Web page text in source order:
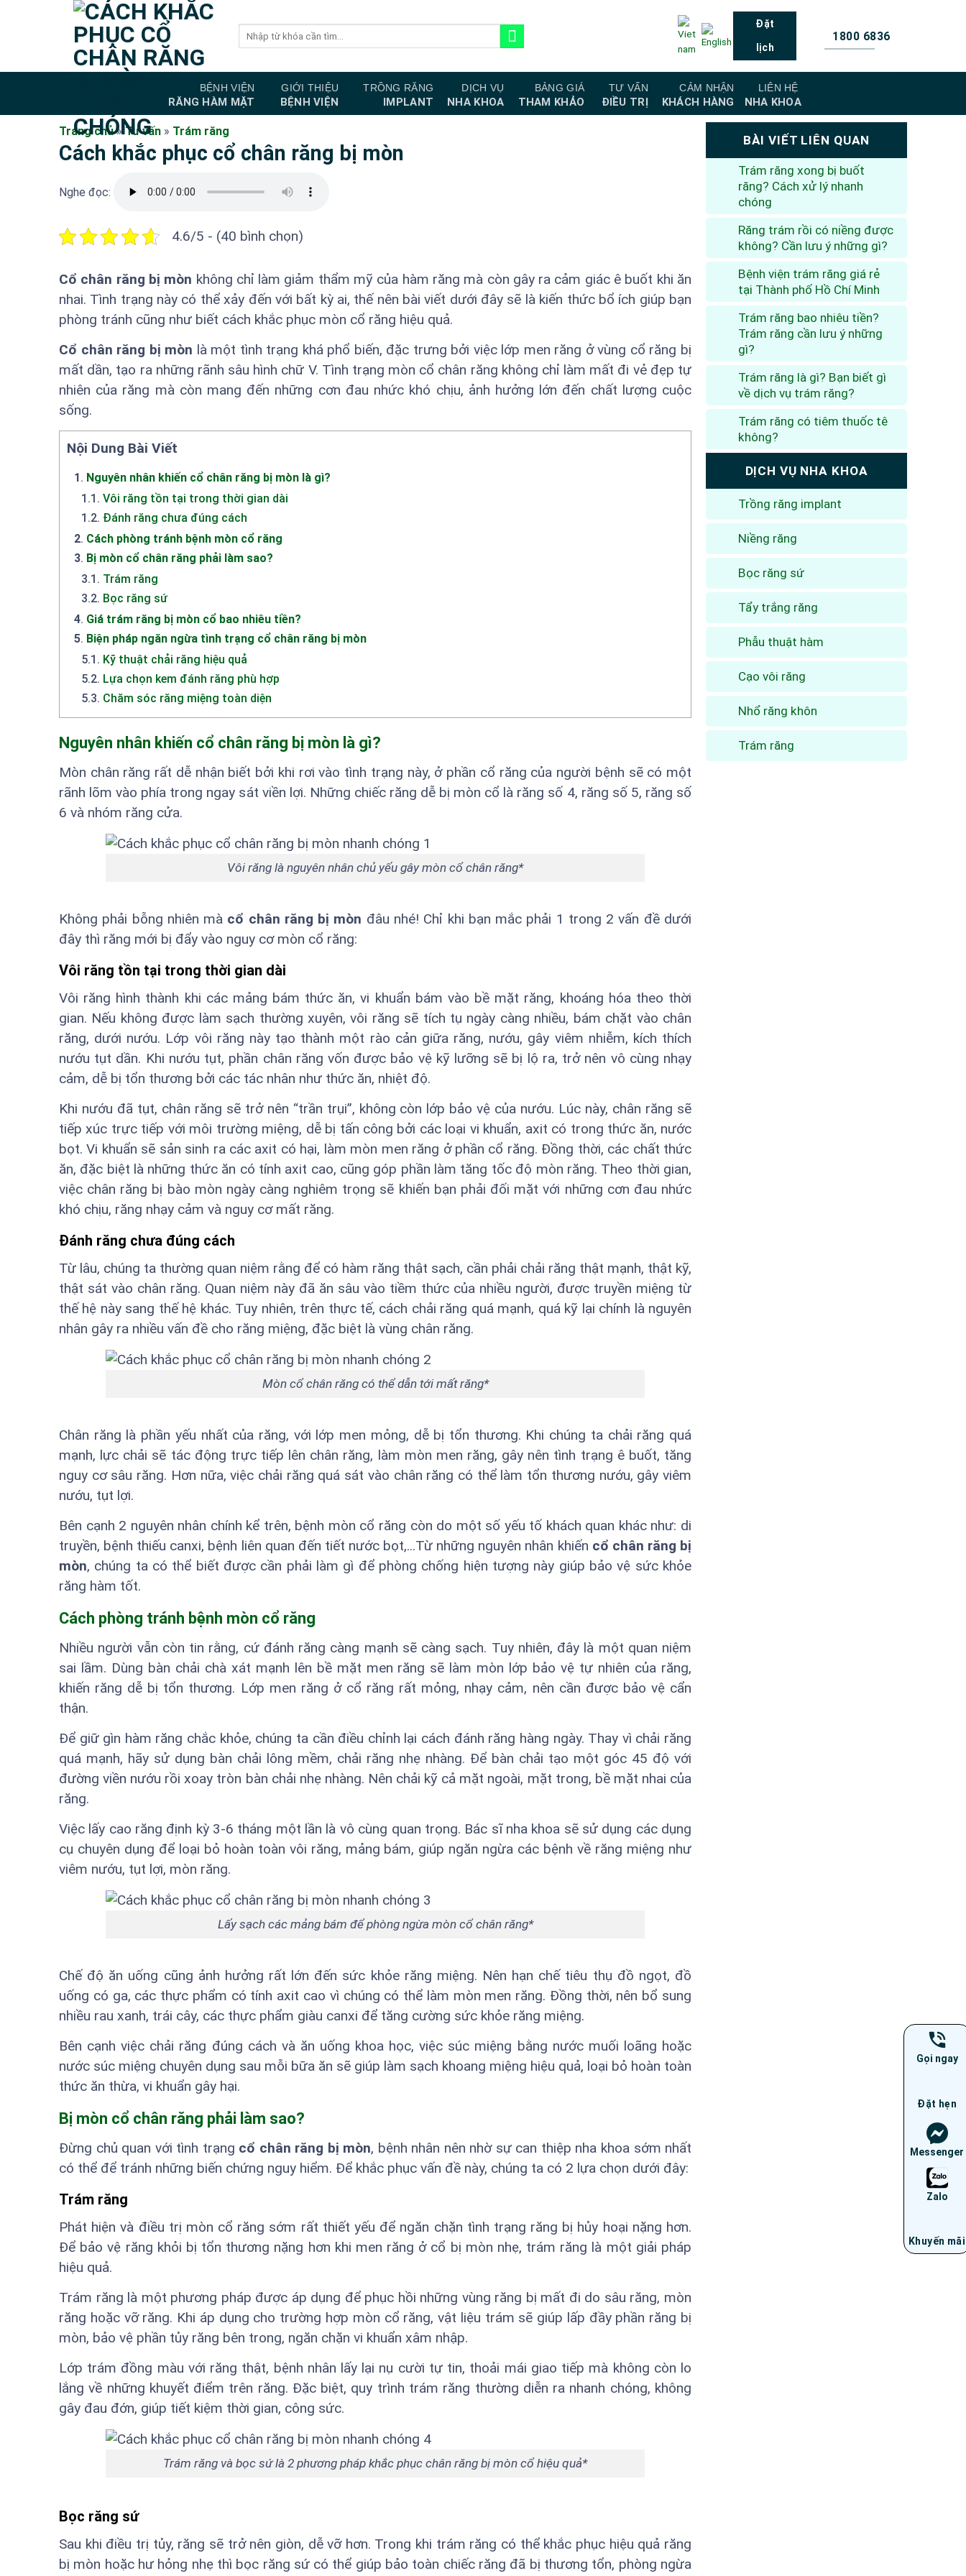
Đặt
lịch
1800 6836
BỆNH VIỆN
RĂNG HÀM MẶT
GIỚI THIỆU
BỆNH VIỆN
TRỒNG RĂNG
IMPLANT
DỊCH VỤ
NHA KHOA
BẢNG GIÁ
THAM KHẢO
TƯ VẤN
ĐIỀU TRỊ
CẢM NHẬN
KHÁCH HÀNG
LIÊN HỆ
NHA KHOA
Trang chủ»Tư vấn » Trám răng
Cách khắc phục cổ chân răng bị mòn
Nghe đọc:
4.6/5 - (40 bình chọn)
Cổ chân răng bị mòn không chỉ làm giảm thẩm mỹ của hàm răng mà còn gây ra cảm giác ê buốt khi ăn
nhai. Tình trạng này có thể xảy đến với bất kỳ ai, thế nên bài viết dưới đây sẽ là kiến thức bổ ích giúp bạn
phòng tránh cũng như biết cách khắc phục mòn cổ răng hiệu quả.
Cổ chân răng bị mòn là một tình trạng khá phổ biến, đặc trưng bởi việc lớp men răng ở vùng cổ răng bị
mất dần, tạo ra những rãnh sâu hình chữ V. Tình trạng mòn cổ chân răng không chỉ làm mất đi vẻ đẹp tự
nhiên của răng mà còn mang đến những cơn đau nhức khó chịu, ảnh hưởng lớn đến chất lượng cuộc
sống.
Nội Dung Bài Viết
1. Nguyên nhân khiến cổ chân răng bị mòn là gì?
1.1 . Vôi răng tồn tại trong thời gian dài
1.2. Đánh răng chưa đúng cách
2. Cách phòng tránh bệnh mòn cổ răng
3. Bị mòn cổ chân răng phải làm sao?
3.1 . Trám răng
3.2. Bọc răng sứ
4. Giá trám răng bị mòn cổ bao nhiêu tiền?
5. Biện pháp ngăn ngừa tình trạng cổ chân răng bị mòn
5.1 . Kỹ thuật chải răng hiệu quả
5.2. Lựa chọn kem đánh răng phù hợp
5.3. Chăm sóc răng miệng toàn diện
Nguyên nhân khiến cổ chân răng bị mòn là gì?
Mòn chân răng rất dễ nhận biết bởi khi rơi vào tình trạng này, ở phần cổ răng của người bệnh sẽ có một
rãnh lõm vào phía trong ngay sát viền lợi. Những chiếc răng dễ bị mòn cổ là răng số 4, răng số 5, răng số
6 và nhóm răng cửa.
Vôi răng là nguyên nhân chủ yếu gây mòn cổ chân răng*
Không phải bỗng nhiên mà cổ chân răng bị mòn đâu nhé! Chỉ khi bạn mắc phải 1 trong 2 vấn đề dưới
đây thì răng mới bị đẩy vào nguy cơ mòn cổ răng:
Vôi răng tồn tại trong thời gian dài
Vôi răng hình thành khi các mảng bám thức ăn, vi khuẩn bám vào bề mặt răng, khoáng hóa theo thời
gian. Nếu không được làm sạch thường xuyên, vôi răng sẽ tích tụ ngày càng nhiều, bám chặt vào chân
răng, dưới nướu. Lớp vôi răng này tạo thành một rào cản giữa răng, nướu, gây viêm nhiễm, kích thích
nướu tụt dần. Khi nướu tụt, phần chân răng vốn được bảo vệ kỹ lưỡng sẽ bị lộ ra, trở nên vô cùng nhạy
cảm, dễ bị tổn thương bởi các tác nhân như thức ăn, nhiệt độ.
Khi nướu đã tụt, chân răng sẽ trở nên “trần trụi”, không còn lớp bảo vệ của nướu. Lúc này, chân răng sẽ
tiếp xúc trực tiếp với môi trường miệng, dễ bị tấn công bởi các loại vi khuẩn, axit có trong thức ăn, nước
bọt. Vi khuẩn sẽ sản sinh ra các axit có hại, làm mòn men răng ở phần cổ răng. Đồng thời, các chất thức
ăn, đặc biệt là những thức ăn có tính axit cao, cũng góp phần làm tăng tốc độ mòn răng. Theo thời gian,
việc chân răng bị bào mòn ngày càng nghiêm trọng sẽ khiến bạn phải đối mặt với những cơn đau nhức
khó chịu, răng nhạy cảm và nguy cơ mất răng.
Đánh răng chưa đúng cách
Từ lâu, chúng ta thường quan niệm rằng để có hàm răng thật sạch, cần phải chải răng thật mạnh, thật kỹ,
thật sát vào chân răng. Quan niệm này đã ăn sâu vào tiềm thức của nhiều người, được truyền miệng từ
thế hệ này sang thế hệ khác. Tuy nhiên, trên thực tế, cách chải răng quá mạnh, quá kỹ lại chính là nguyên
nhân gây ra nhiều vấn đề cho răng miệng, đặc biệt là vùng chân răng.
Mòn cổ chân răng có thể dẫn tới mất răng*
Chân răng là phần yếu nhất của răng, với lớp men mỏng, dễ bị tổn thương. Khi chúng ta chải răng quá
mạnh, lực chải sẽ tác động trực tiếp lên chân răng, làm mòn men răng, gây nên tình trạng ê buốt, tăng
nguy cơ sâu răng. Hơn nữa, việc chải răng quá sát vào chân răng có thể làm tổn thương nướu, gây viêm
nướu, tụt lợi.
Bên cạnh 2 nguyên nhân chính kể trên, bệnh mòn cổ răng còn do một số yếu tố khách quan khác như: di
truyền, bệnh thiếu canxi, bệnh liên quan đến tiết nước bọt,...Từ những nguyên nhân khiến cổ chân răng bị
mòn, chúng ta có thể biết được cần phải làm gì để phòng chống hiện tượng này giúp bảo vệ sức khỏe
răng hàm tốt.
Cách phòng tránh bệnh mòn cổ răng
Nhiều người vẫn còn tin rằng, cứ đánh răng càng mạnh sẽ càng sạch. Tuy nhiên, đây là một quan niệm
sai lầm. Dùng bàn chải chà xát mạnh lên bề mặt men răng sẽ làm mòn lớp bảo vệ tự nhiên của răng,
khiến răng dễ bị tổn thương. Lớp men răng ở cổ răng rất mỏng, nhạy cảm, nên cần được bảo vệ cẩn
thận.
Để giữ gìn hàm răng chắc khỏe, chúng ta cần điều chỉnh lại cách đánh răng hàng ngày. Thay vì chải răng
quá mạnh, hãy sử dụng bàn chải lông mềm, chải răng nhẹ nhàng. Để bàn chải tạo một góc 45 độ với
đường viền nướu rồi xoay tròn bàn chải nhẹ nhàng. Nên chải kỹ cả mặt ngoài, mặt trong, bề mặt nhai của
răng.
Việc lấy cao răng định kỳ 3-6 tháng một lần là vô cùng quan trọng. Bác sĩ nha khoa sẽ sử dụng các dụng
cụ chuyên dụng để loại bỏ hoàn toàn vôi răng, mảng bám, giúp ngăn ngừa các bệnh về răng miệng như
viêm nướu, tụt lợi, mòn răng.
Lấy sạch các mảng bám để phòng ngừa mòn cổ chân răng*
Chế độ ăn uống cũng ảnh hưởng rất lớn đến sức khỏe răng miệng. Nên hạn chế tiêu thụ đồ ngọt, đồ
uống có ga, các thực phẩm có tính axit cao vì chúng có thể làm mòn men răng. Đồng thời, nên bổ sung
nhiều rau xanh, trái cây, các thực phẩm giàu canxi để tăng cường sức khỏe răng miệng.
Bên cạnh việc chải răng đúng cách và ăn uống khoa học, việc súc miệng bằng nước muối loãng hoặc
nước súc miệng chuyên dụng sau mỗi bữa ăn sẽ giúp làm sạch khoang miệng hiệu quả, loại bỏ hoàn toàn
thức ăn thừa, vi khuẩn gây hại.
Bị mòn cổ chân răng phải làm sao?
Đừng chủ quan với tình trạng cổ chân răng bị mòn, bệnh nhân nên nhờ sự can thiệp nha khoa sớm nhất
có thể để tránh những biến chứng nguy hiểm. Để khắc phục vấn đề này, chúng ta có 2 lựa chọn dưới đây:
Trám răng
Phát hiện và điều trị mòn cổ răng sớm rất thiết yếu để ngăn chặn tình trạng răng bị hủy hoại nặng hơn.
Để bảo vệ răng khỏi bị tổn thương nặng hơn khi men răng ở cổ bị mòn nhẹ, trám răng là một giải pháp
hiệu quả.
Trám răng là một phương pháp được áp dụng để phục hồi những vùng răng bị mất đi do sâu răng, mòn
răng hoặc vỡ răng. Khi áp dụng cho trường hợp mòn cổ răng, vật liệu trám sẽ giúp lấp đầy phần răng bị
mòn, bảo vệ phần tủy răng bên trong, ngăn chặn vi khuẩn xâm nhập.
Lớp trám đồng màu với răng thật, bệnh nhân lấy lại nụ cười tự tin, thoải mái giao tiếp mà không còn lo
lắng về những khuyết điểm trên răng. Đặc biệt, quy trình trám răng thường diễn ra nhanh chóng, không
gây đau đớn, giúp tiết kiệm thời gian, công sức.
Trám răng và bọc sứ là 2 phương pháp khắc phục chân răng bị mòn cổ hiệu quả*
Bọc răng sứ
Sau khi điều trị tủy, răng sẽ trở nên giòn, dễ vỡ hơn. Trong khi trám răng có thể khắc phục hiệu quả răng
bị mòn hoặc hư hỏng nhẹ thì bọc răng sứ có thể giúp bảo toàn chiếc răng đã bị thương tổn, phòng ngừa
BÀI VIẾT LIÊN QUAN
Trám răng xong bị buốt
răng? Cách xử lý nhanh
chóng
Răng trám rồi có niềng được
không? Cần lưu ý những gì?
Bệnh viện trám răng giá rẻ
tại Thành phố Hồ Chí Minh
Trám răng bao nhiêu tiền?
Trám răng cần lưu ý những
gì?
Trám răng là gì? Bạn biết gì
về dịch vụ trám răng?
Trám răng có tiêm thuốc tê
không?
DỊCH VỤ NHA KHOA
Trồng răng implant
Niềng răng
Bọc răng sứ
Tẩy trắng răng
Phẫu thuật hàm
Cạo vôi răng
Nhổ răng khôn
Trám răng
Gọi ngay
Đặt hẹn
Messenger
Zalo
Khuyến mãi